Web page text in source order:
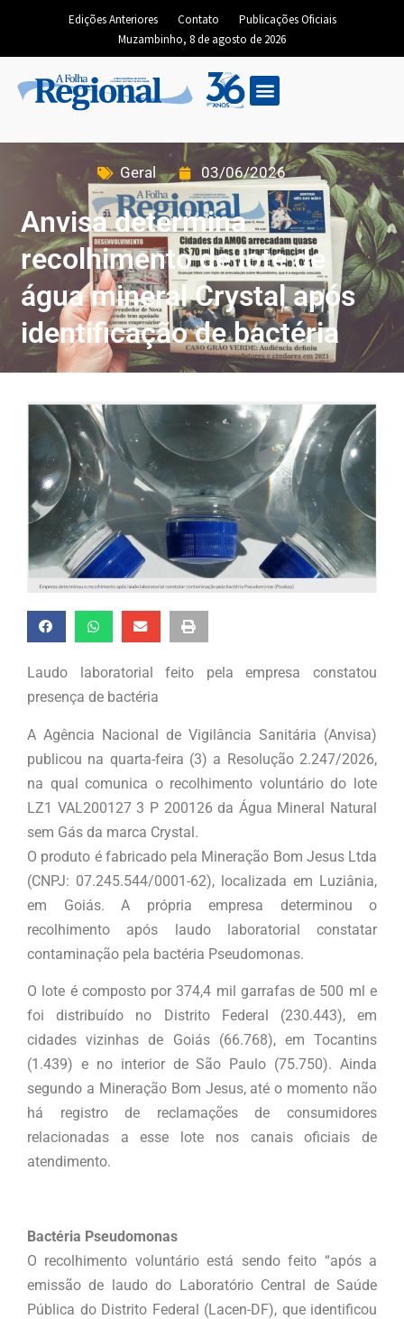
Edições Anteriores Contato
Publicações Oficiais
Muzambinho, 8 de agosto de 2026
Geral 03/06/2026
Anvisa determina
recolhimento de lote de
água mineral Crystal após
identificação de bactéria
Laudo laboratorial feito pela empresa constatou
presença de bactéria
A Agência Nacional de Vigilância Sanitária (Anvisa)
publicou na quarta-feira (3) a Resolução 2.247/2026,
na qual comunica o recolhimento voluntário do lote
LZ1 VAL200127 3 P 200126 da Água Mineral Natural
sem Gás da marca Crystal.
O produto é fabricado pela Mineração Bom Jesus Ltda
(CNPJ: 07.245.544/0001-62), localizada em Luziânia,
em Goiás. A própria empresa determinou o
recolhimento após laudo laboratorial constatar
contaminação pela bactéria Pseudomonas.
O lote é composto por 374,4 mil garrafas de 500 ml e
foi distribuído no Distrito Federal (230.443), em
cidades vizinhas de Goiás (66.768), em Tocantins
(1.439) e no interior de São Paulo (75.750). Ainda
segundo a Mineração Bom Jesus, até o momento não
há registro de reclamações de consumidores
relacionadas a esse lote nos canais oficiais de
atendimento.
Bactéria Pseudomonas
O recolhimento voluntário está sendo feito “após a
emissão de laudo do Laboratório Central de Saúde
Pública do Distrito Federal (Lacen-DF), que identificou